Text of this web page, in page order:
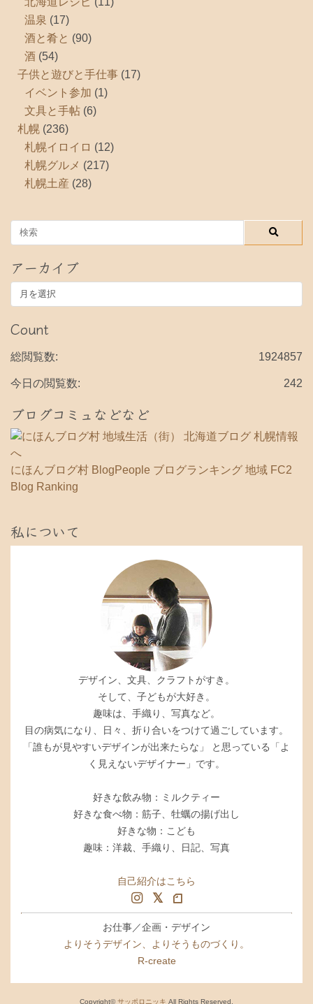
温泉 (17)
酒と肴と (90)
酒 (54)
子供と遊びと手仕事 (17)
イベント参加 (1)
文具と手帖 (6)
札幌 (236)
札幌イロイロ (12)
札幌グルメ (217)
札幌土産 (28)
アーカイブ
ー
カ
ブ
Count
1924857
総閲覧数:
242
今日の閲覧数:
ブログコミュなどなど
にほんブログ村 BlogPeople ブログランキング 地域 FC2
Blog Ranking
私について
デザイン、文具、クラフトがすき。
そして、子どもが大好き。
趣味は、手織り、写真など。
目の病気になり、日々、折り合いをつけて過ごしています。
「誰もが見やすいデザインが出来たらな」 と思っている「よ
く見えないデザイナー」です。
好きな飲み物：ミルクティー
好きな食べ物：筋子、牡蠣の揚げ出し
好きな物：こども
趣味：洋裁、手織り、日記、写真
自己紹介はこちら
お仕事／企画・デザイン
よりそうデザイン、よりそうものづくり。
R-create
Copyright©サッポロニッキ All Rights Reserved.